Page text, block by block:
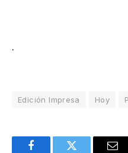
.
Edición Impresa Hoy